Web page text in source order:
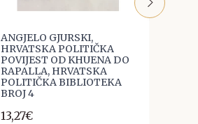
ANGJELO GJURSKI,
HRVATSKA POLITIČKA
POVIJEST OD KHUENA DO
RAPALLA, HRVATSKA
POLITIČKA BIBLIOTEKA
BROJ 4
13,27€